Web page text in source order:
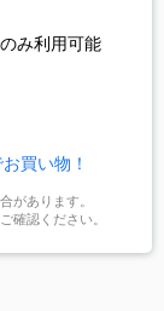
み利用可能
買い物！
があります。
確認ください。